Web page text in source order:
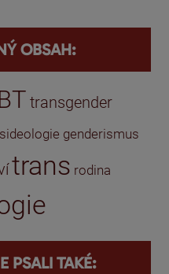
OBSAH:
transgender
genderismus
trans rodina
PSALI TAKÉ: